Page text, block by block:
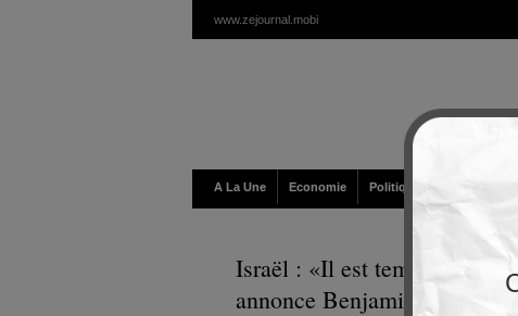
www.zejournal.mobi
A La Une Economie Politique / Géopolitique
Israël : «Il est temps»
annonce Benjamin